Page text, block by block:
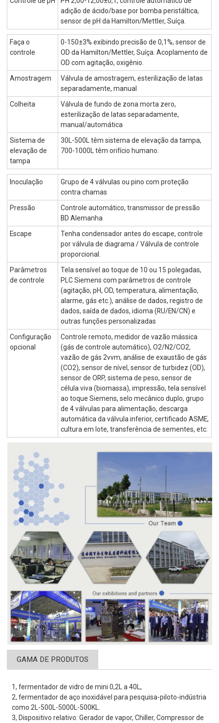
adição de ácido/base por bomba peristáltica,
sensor de pH da Hamilton/Mettler, Suíça.
Faça o
controle
0-150±3% exibindo precisão de 0,1%, sensor de
OD da Hamilton/Mettler, Suíça. Acoplamento de
OD com agitação, oxigênio.
Amostragem
Válvula de amostragem, esterilização de latas
separadamente, manual
Colheita
Válvula de fundo de zona morta zero,
esterilização de latas separadamente,
manual/automática
Sistema de
elevação de
tampa
30L-500L têm sistema de elevação da tampa,
700-1000L têm orifício humano.
Inoculação
Grupo de 4 válvulas ou pino com proteção
contra chamas
Pressão
Controle automático, transmissor de pressão
BD Alemanha
Escape
Tenha condensador antes do escape, controle
por válvula de diagrama / Válvula de controle
proporcional.
Parâmetros
de controle
Tela sensível ao toque de 10 ou 15 polegadas,
PLC Siemens com parâmetros de controle
(agitação, pH, OD, temperatura, alimentação,
alarme, gás etc.), análise de dados, registro de
dados, saída de dados, idioma (RU/EN/CN) e
outras funções personalizadas
Configuração
opcional
Controle remoto, medidor de vazão mássica
(gás de controle automático), O2/N2/CO2,
vazão de gás 2vvm, análise de exaustão de gás
(CO2), sensor de nível, sensor de turbidez (OD),
sensor de ORP, sistema de peso, sensor de
célula viva (biomassa), impressão, tela sensível
ao toque Siemens, selo mecânico duplo, grupo
de 4 válvulas para alimentação, descarga
automática da válvula inferior, certificado ASME,
cultura em lote, transferência de sementes, etc.
GAMA DE PRODUTOS
1, fermentador de vidro de mini 0,2L a 40L,
2, fermentador de aço inoxidável para pesquisa-piloto-indústria
como 2L-500L-5000L-500KL.
3, Dispositivo relativo: Gerador de vapor, Chiller, Compressor de